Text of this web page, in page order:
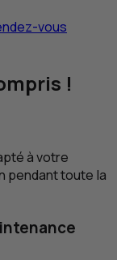
vous
!
à votre
pendant toute la